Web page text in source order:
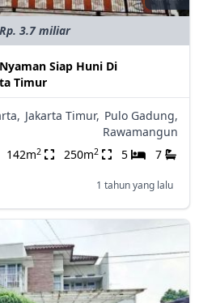
Rp. 3.7 miliar
Siap Huni Di
Timur
Jakarta Timur, Pulo Gadung,
Rawamangun
142m2 250m2 5 7
1 tahun yang lalu